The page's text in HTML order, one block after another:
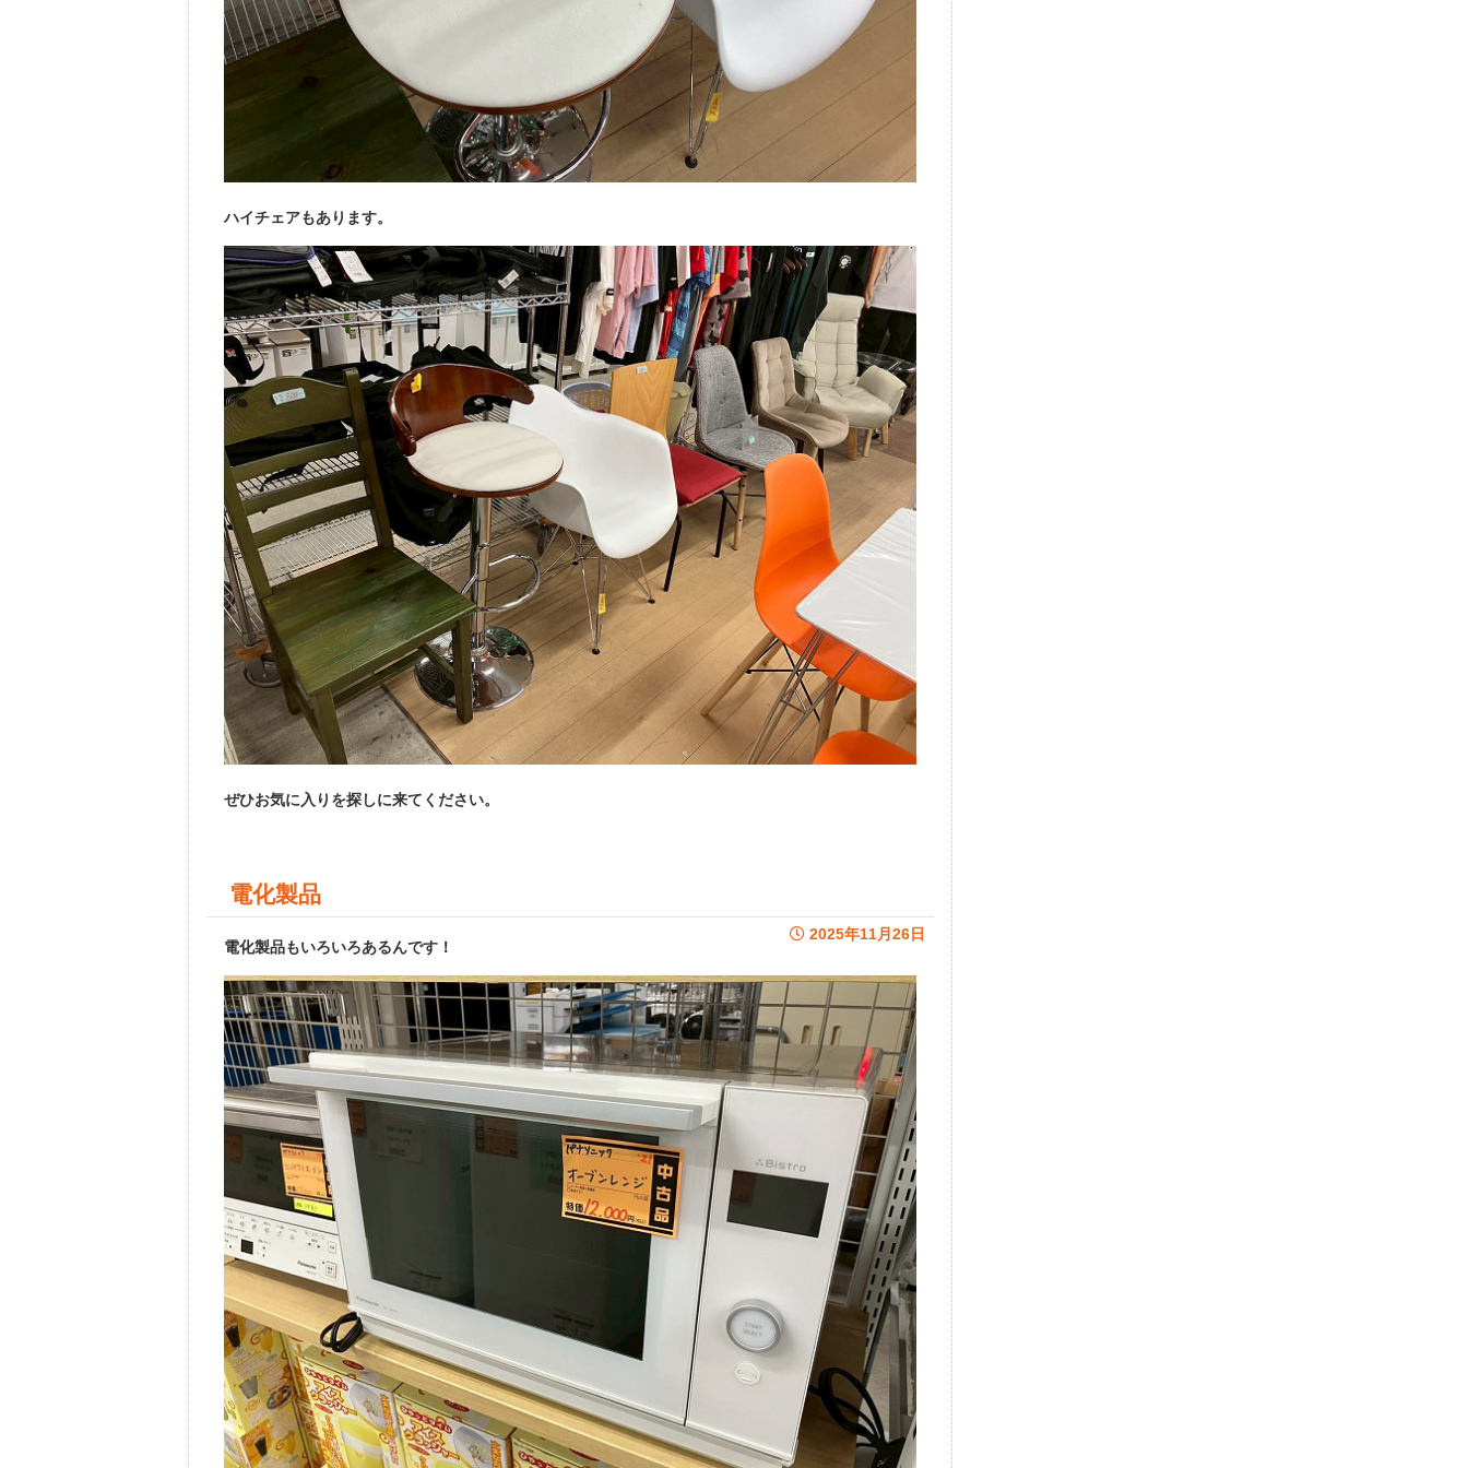
ハイチェアもあります。
ぜひお気に入りを探しに来てください。
電化製品
2025年11月26日
電化製品もいろいろあるんです！